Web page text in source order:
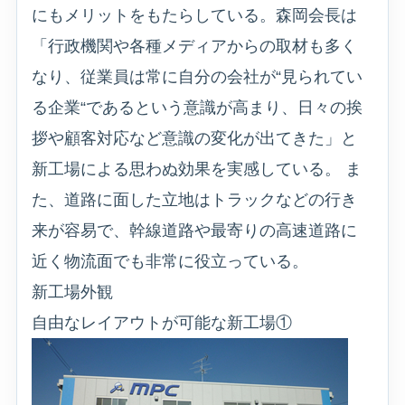
にもメリットをもたらしている。森岡会長は
「行政機関や各種メディアからの取材も多く
なり、従業員は常に自分の会社が“見られてい
る企業“であるという意識が高まり、日々の挨
拶や顧客対応など意識の変化が出てきた」と
新工場による思わぬ効果を実感している。 ま
た、道路に面した立地はトラックなどの行き
来が容易で、幹線道路や最寄りの高速道路に
近く物流面でも非常に役立っている。
新工場外観
自由なレイアウトが可能な新工場①